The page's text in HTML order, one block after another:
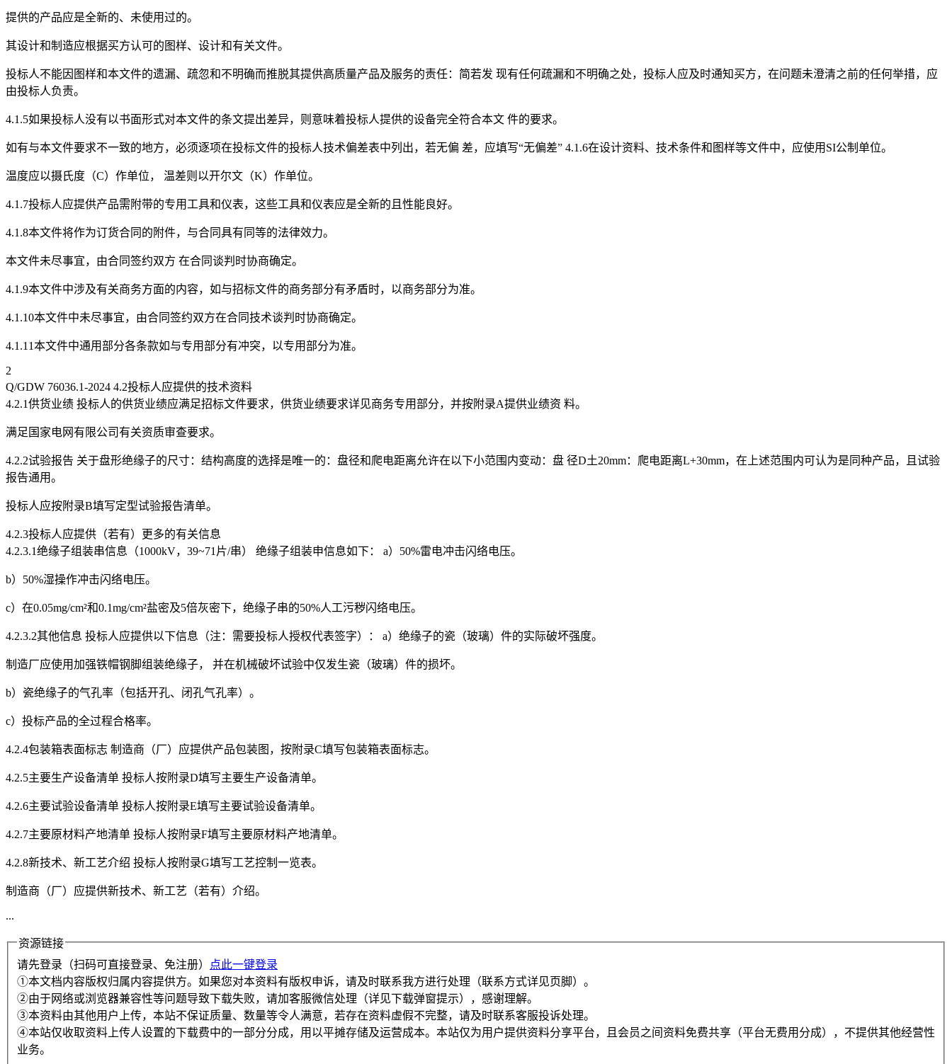
提供的产品应是全新的、未使用过的。
其设计和制造应根据买方认可的图样、设计和有关文件。
投标人不能因图样和本文件的遗漏、疏忽和不明确而推脱其提供高质量产品及服务的责任：简若发 现有任何疏漏和不明确之处，投标人应及时通知买方，在问题未澄清之前的任何举措，应
由投标人负责。
4.1.5如果投标人没有以书面形式对本文件的条文提出差异，则意味着投标人提供的设备完全符合本文 件的要求。
如有与本文件要求不一致的地方，必须逐项在投标文件的投标人技术偏差表中列出，若无偏 差，应填写“无偏差” 4.1.6在设计资料、技术条件和图样等文件中，应使用SI公制单位。
温度应以摄氏度（C）作单位， 温差则以开尔文（K）作单位。
4.1.7投标人应提供产品需附带的专用工具和仪表，这些工具和仪表应是全新的且性能良好。
4.1.8本文件将作为订货合同的附件，与合同具有同等的法律效力。
本文件未尽事宜，由合同签约双方 在合同谈判时协商确定。
4.1.9本文件中涉及有关商务方面的内容，如与招标文件的商务部分有矛盾时，以商务部分为准。
4.1.10本文件中未尽事宜，由合同签约双方在合同技术谈判时协商确定。
4.1.11本文件中通用部分各条款如与专用部分有冲突，以专用部分为准。
2
Q/GDW 76036.1-2024 4.2投标人应提供的技术资料
4.2.1供货业绩 投标人的供货业绩应满足招标文件要求，供货业绩要求详见商务专用部分，并按附录A提供业绩资 料。
满足国家电网有限公司有关资质审查要求。
4.2.2试验报告 关于盘形绝缘子的尺寸：结构高度的选择是唯一的：盘径和爬电距离允许在以下小范围内变动：盘 径D土20mm：爬电距离L+30mm，在上述范围内可认为是同种产品，且试验
报告通用。
投标人应按附录B填写定型试验报告清单。
4.2.3投标人应提供（若有）更多的有关信息
4.2.3.1绝缘子组装串信息（1000kV，39~71片/串） 绝缘子组装申信息如下： a）50%雷电冲击闪络电压。
b）50%湿操作冲击闪络电压。
c）在0.05mg/cm²和0.1mg/cm²盐密及5倍灰密下，绝缘子串的50%人工污秽闪络电压。
4.2.3.2其他信息 投标人应提供以下信息（注：需要投标人授权代表签字）： a）绝缘子的瓷（玻璃）件的实际破坏强度。
制造厂应使用加强铁帽钢脚组装绝缘子， 并在机械破坏试验中仅发生瓷（玻璃）件的损坏。
b）瓷绝缘子的气孔率（包括开孔、闭孔气孔率）。
c）投标产品的全过程合格率。
4.2.4包装箱表面标志 制造商（厂）应提供产品包装图，按附录C填写包装箱表面标志。
4.2.5主要生产设备清单 投标人按附录D填写主要生产设备清单。
4.2.6主要试验设备清单 投标人按附录E填写主要试验设备清单。
4.2.7主要原材料产地清单 投标人按附录F填写主要原材料产地清单。
4.2.8新技术、新工艺介绍 投标人按附录G填写工艺控制一览表。
制造商（厂）应提供新技术、新工艺（若有）介绍。
...
资源链接
请先登录（扫码可直接登录、免注册）
点此一键登录
①本文档内容版权归属内容提供方。如果您对本资料有版权申诉，请及时联系我方进行处理（联系方式详见页脚）。
②由于网络或浏览器兼容性等问题导致下载失败，请加客服微信处理（详见下载弹窗提示），感谢理解。
③本资料由其他用户上传，本站不保证质量、数量等令人满意，若存在资料虚假不完整，请及时联系客服投诉处理。
④本站仅收取资料上传人设置的下载费中的一部分分成，用以平摊存储及运营成本。本站仅为用户提供资料分享平台，且会员之间资料免费共享（平台无费用分成），不提供其他经营性
业务。